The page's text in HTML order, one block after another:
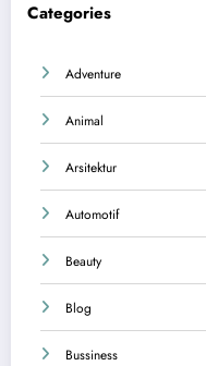
Categories
Adventure
Animal
Arsitektur
Automotif
Beauty
Blog
Bussiness